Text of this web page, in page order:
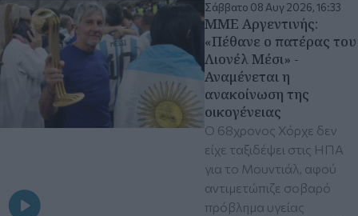
Σάββατο 08 Αυγ 2026, 16:33
ΜΜΕ Αργεντινής:
«Πέθανε ο πατέρας του
Λιονέλ Μέσι» -
Αναμένεται η
ανακοίνωση της
οικογένειας
Ο 68χρονος Χόρχε δεν
είχε ταξιδέψει στις ΗΠΑ
για το Μουντιάλ, αφού
αντιμετώπιζε σοβαρό
πρόβλημα υγείας